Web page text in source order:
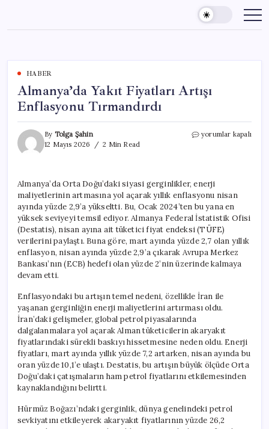
content
HABER
Almanya’da Yakıt Fiyatları Artışı
Enflasyonu Tırmandırdı
By Tolga Şahin
12 Mayıs 2026
2 Min Read
Almanya’da
Tırmandırdı
için
yorumlar kapalı
Almanya’da Orta Doğu’daki siyasi gerginlikler, enerji
maliyetlerinin artmasına yol açarak yıllık enflasyonu nisan
ayında yüzde 2,9’a yükseltti. Bu, Ocak 2024’ten bu yana en
yüksek seviyeyi temsil ediyor. Almanya Federal İstatistik Ofisi
(Destatis), nisan ayına ait tüketici fiyat endeksi (TÜFE)
verilerini paylaştı. Buna göre, mart ayında yüzde 2,7 olan yıllık
enflasyon, nisan ayında yüzde 2,9’a çıkarak Avrupa Merkez
Bankası’nın (ECB) hedefi olan yüzde 2’nin üzerinde kalmaya
devam etti.
Enflasyondaki bu artışın temel nedeni, özellikle İran ile
yaşanan gerginliğin enerji maliyetlerini artırması oldu.
İran’daki gelişmeler, global petrol piyasalarında
dalgalanmalara yol açarak Alman tüketicilerin akaryakıt
fiyatlarındaki sürekli baskıyı hissetmesine neden oldu. Enerji
fiyatları, mart ayında yıllık yüzde 7,2 artarken, nisan ayında bu
oran yüzde 10,1’e ulaştı. Destatis, bu artışın büyük ölçüde Orta
Doğu’daki çatışmaların ham petrol fiyatlarını etkilemesinden
kaynaklandığını belirtti.
Hürmüz Boğazı’ndaki gerginlik, dünya genelindeki petrol
sevkiyatını etkileyerek akaryakıt fiyatlarının yüzde 26,2